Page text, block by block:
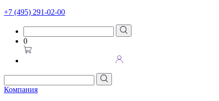
+7 (495) 291-02-00
0
Компания